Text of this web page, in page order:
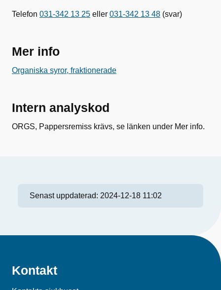
Telefon 031-342 13 25 eller 031-342 13 48 (svar)
Mer info
Organiska syror, fraktionerade
Intern analyskod
ORGS, Pappersremiss krävs, se länken under Mer info.
Senast uppdaterad: 2024-12-18 11:02
Kontakt